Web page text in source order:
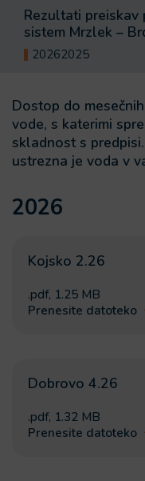
Rezultati preiskav
sistem Mrzlek –
20262025
Dostop do
vode, s katerimi
skladnost s
ustrezna je voda v
2026
Kojsko 2.26
.pdf, 1.25 MB
Prenesite datoteko
Dobrovo 4.26
.pdf, 1.32 MB
Prenesite datoteko